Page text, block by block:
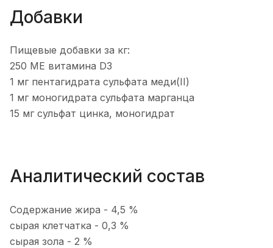
Добавки
Пищевые добавки за кг:
250 МЕ витамина D3
1 мг пентагидрата сульфата меди(II)
1 мг моногидрата сульфата марганца
15 мг сульфат цинка, моногидрат
Аналитический состав
Содержание жира - 4,5 %
сырая клетчатка - 0,3 %
сырая зола - 2 %